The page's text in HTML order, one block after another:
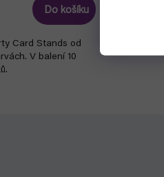
Do košíku
Card Stands od
V balení 10